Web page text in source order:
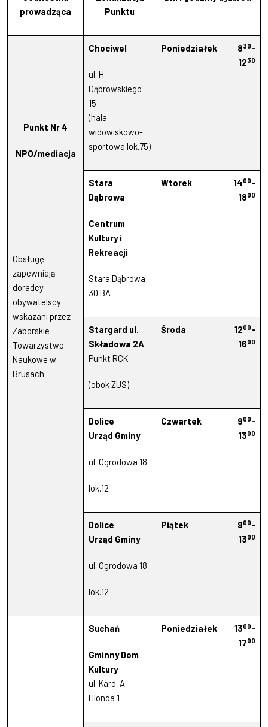
prowadząca
Punktu
Punkt Nr 4
NPO/mediacja
Obsługę
zapewniają
doradcy
obywatelscy
wskazani przez
Zaborskie
Towarzystwo
Naukowe w
Brusach
Chociwel
ul. H.
Dąbrowskiego
15
(hala
widowiskowo-
sportowa lok.75)
Poniedziałek 830-
1230
Stara
Dąbrowa
Centrum
Kultury i
Rekreacji
Stara Dąbrowa
30 BA
Wtorek 1400-
1800
Stargard ul.
Składowa 2A
Punkt RCK
(obok ZUS)
Środa 1200-
1600
Dolice
Urząd Gminy
ul. Ogrodowa 18
lok.12
Czwartek 900-
1300
Dolice
Urząd Gminy
ul. Ogrodowa 18
lok.12
Piątek 900-
1300
Suchań
Gminny Dom
Kultury
ul. Kard. A.
Hlonda 1
Poniedziałek 1300-
1700